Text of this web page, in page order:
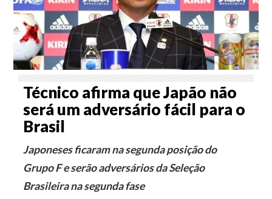
Técnico afirma que Japão não
será um adversário fácil para o
Brasil
Japoneses ficaram na segunda posição do
Grupo F e serão adversários da Seleção
Brasileira na segunda fase